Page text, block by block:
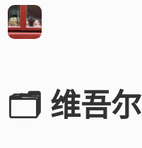
🗂️ 维吾尔